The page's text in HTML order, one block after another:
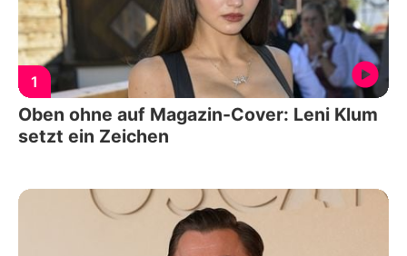
1
Oben ohne auf Magazin-Cover: Leni Klum
setzt ein Zeichen